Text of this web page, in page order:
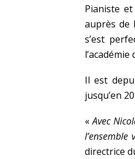
Pianiste
auprès de
s’est
Il est
jusqu’en
«Avec
directrice